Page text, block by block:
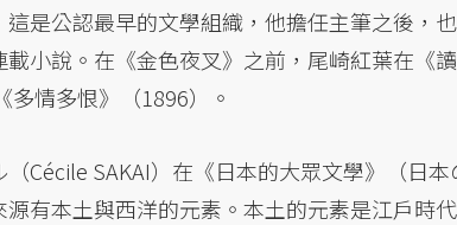
這是公認最早的文學組織，他擔任主筆之後，
小說。在《金色夜叉》之前，尾崎紅葉在《
多情多恨》（1896）。
（Cécile SAKAI）在《日本的大眾文學》（日
源有本土與西洋的元素。本土的元素是江戶時